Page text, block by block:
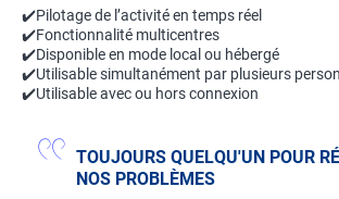
✔️Pilotage de l’activité en temps réel
✔️Fonctionnalité multicentres
✔️Disponible en mode local ou hébergé
✔️Utilisable simultanément par plusieurs
✔️Utilisable avec ou hors connexion
TOUJOURS QUELQU'UN POUR
NOS PROBLÈMES